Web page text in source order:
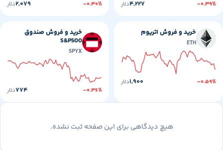
دلار -۰.۳۰% دلار
خرید و فروش اتریوم
ETH
دلار
خرید و فروش صندوق
S&P500
SPYX
-۰.۳۶% دلار
هیچ دیدگاهی برای این صفحه ثبت نشده.